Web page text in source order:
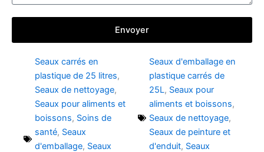
Envoyer
Seaux carrés en
plastique de 25 litres,
Seaux de nettoyage,
Seaux pour aliments et
boissons, Soins de
santé, Seaux
d'emballage, Seaux
Seaux d'emballage en
plastique carrés de
25L, Seaux pour
aliments et boissons,
Seaux de nettoyage,
Seaux de peinture et
d'enduit, Seaux